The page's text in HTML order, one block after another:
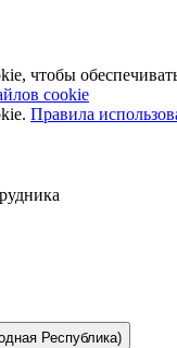
чтобы
cookie
Правила
Республика)